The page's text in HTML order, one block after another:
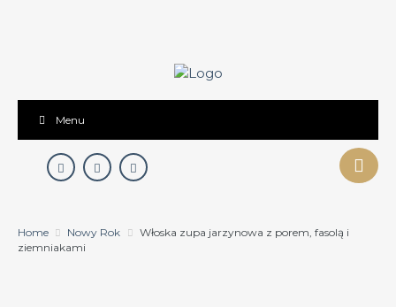
Menu
Home Nowy Rok
Włoska zupa jarzynowa z porem, fasolą i
ziemniakami